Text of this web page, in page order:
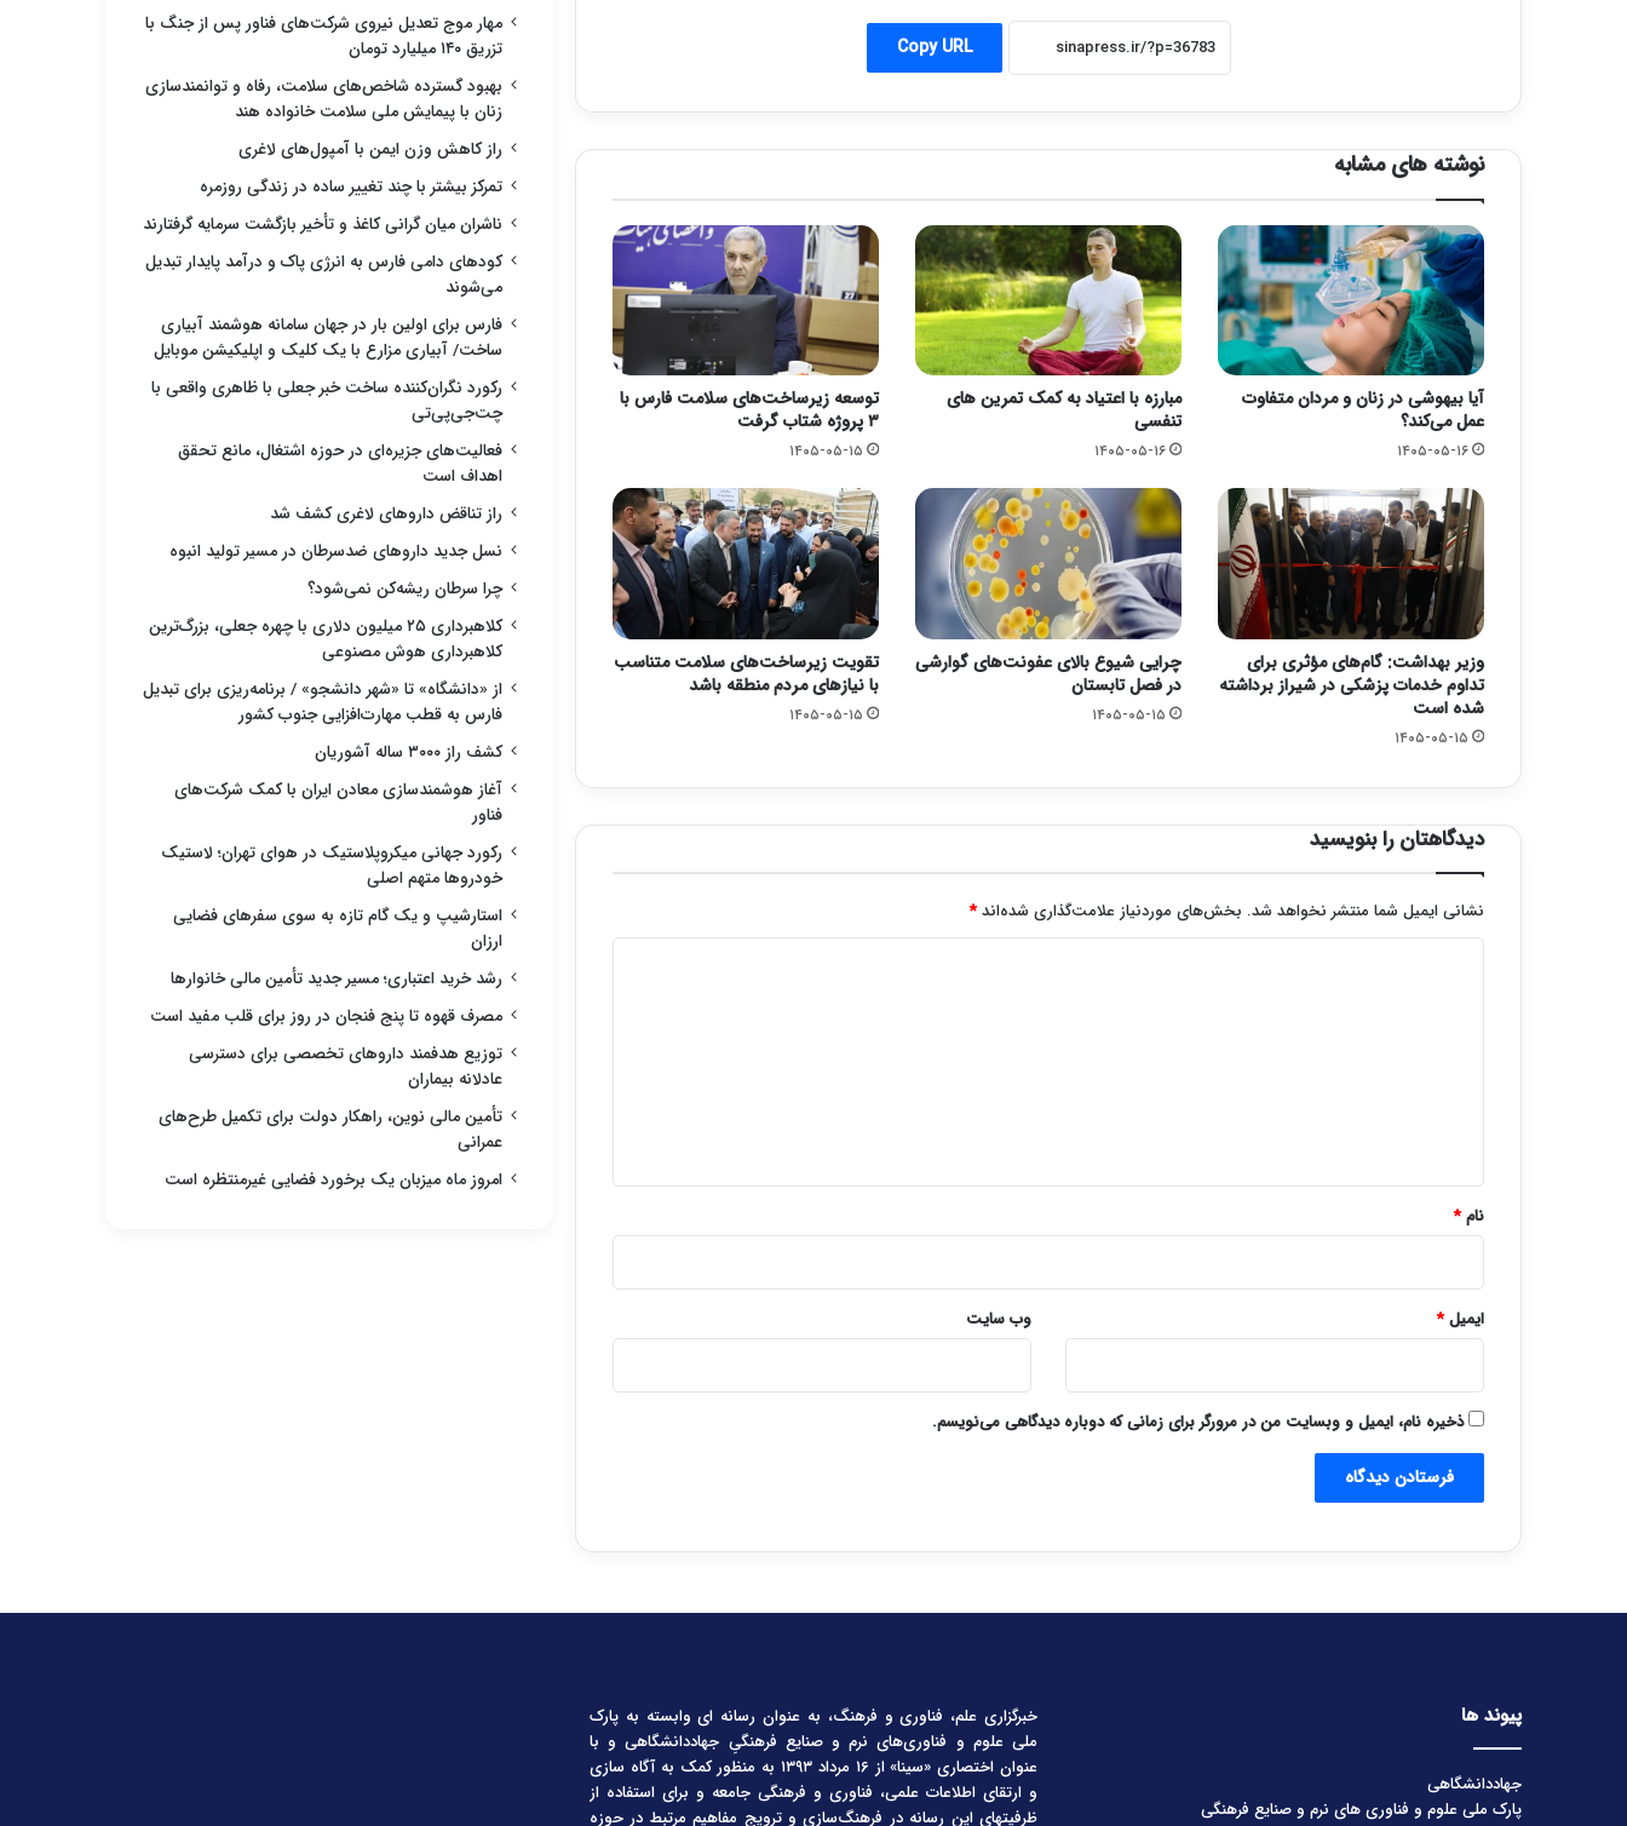
Copy URL
نوشته های مشابه
آیا بیهوشی در زنان و مردان متفاوت
عمل می‌کند؟
۱۴۰۵-۰۵-۱۶
مبارزه با اعتیاد به کمک تمرین های
تنفسی
۱۴۰۵-۰۵-۱۶
توسعه زیرساخت‌های سلامت فارس با
۳ پروژه شتاب گرفت
۱۴۰۵-۰۵-۱۵
وزیر بهداشت: گام‌های مؤثری برای
تداوم خدمات پزشکی در شیراز برداشته
شده است
۱۴۰۵-۰۵-۱۵
چرایی شیوع بالای عفونت‌های گوارشی
در فصل تابستان
۱۴۰۵-۰۵-۱۵
تقویت زیرساخت‌های سلامت متناسب
با نیازهای مردم منطقه باشد
۱۴۰۵-۰۵-۱۵
دیدگاهتان را بنویسید
نشانی ایمیل شما منتشر نخواهد شد. بخش‌های موردنیاز علامت‌گذاری شده‌اند*
نام*
ایمیل* وب‌ سایت
ذخیره نام، ایمیل و وبسایت من در مرورگر برای زمانی که دوباره دیدگاهی می‌نویسم.
مهار موج تعدیل نیروی شرکت‌های فناور پس از جنگ با
تزریق ۱۴۰ میلیارد تومان
بهبود گسترده شاخص‌های سلامت، رفاه و توانمندسازی
زنان با پیمایش ملی سلامت خانواده هند
راز کاهش وزن ایمن با آمپول‌های لاغری
تمرکز بیشتر با چند تغییر ساده در زندگی روزمره
ناشران میان گرانی کاغذ و تأخیر بازگشت سرمایه گرفتارند
کودهای دامی فارس به انرژی پاک و درآمد پایدار تبدیل
می‌شوند
فارس برای اولین بار در جهان سامانه هوشمند آبیاری
ساخت/ آبیاری مزارع با یک کلیک و اپلیکیشن موبایل
رکورد نگران‌کننده ساخت خبر جعلی با ظاهری واقعی با
چت‌جی‌پی‌تی
فعالیت‌های جزیره‌ای در حوزه اشتغال، مانع تحقق
اهداف است
راز تناقض داروهای لاغری کشف شد
نسل جدید داروهای ضدسرطان در مسیر تولید انبوه
چرا سرطان ریشه‌کن نمی‌شود؟
کلاهبرداری ۲۵ میلیون دلاری با چهره جعلی، بزرگ‌ترین
کلاهبرداری هوش مصنوعی
از «دانشگاه» تا «شهر دانشجو» / برنامه‌ریزی برای تبدیل
فارس به قطب مهارت‌افزایی جنوب کشور
کشف راز ۳۰۰۰ ساله آشوریان
آغاز هوشمندسازی معادن ایران با کمک شرکت‌های
فناور
رکورد جهانی میکروپلاستیک در هوای تهران؛ لاستیک
خودروها متهم اصلی
استارشیپ و یک گام تازه به سوی سفرهای فضایی
ارزان
رشد خرید اعتباری؛ مسیر جدید تأمین مالی خانوارها
مصرف قهوه تا پنج فنجان در روز برای قلب مفید است
توزیع هدفمند داروهای تخصصی برای دسترسی
عادلانه بیماران
تأمین مالی نوین، راهکار دولت برای تکمیل طرح‌های
عمرانی
امروز ماه میزبان یک برخورد فضایی غیرمنتظره است
پیوند ها
جهاددانشگاهی
پارک ملی علوم و فناوری های نرم و صنایع فرهنگی
خبرگزاری علم، فناوری و فرهنگ، به عنوان رسانه ای وابسته به پارک
ملی علوم و فناوری‌های نرم و صنایع فرهنگیِ جهاددانشگاهی و با
عنوان اختصاری «سینا» از ۱۶ مرداد ۱۳۹۳ به منظور کمک به آگاه سازی
و ارتقای اطلاعات علمی، فناوری و فرهنگی جامعه و برای استفاده از
ظرفیتهای این رسانه در فرهنگ‌سازی و ترویج مفاهیم مرتبط در حوزه